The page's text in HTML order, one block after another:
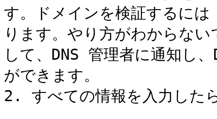
す。ドメインを検証するに
ります。やり方がわからな
して、DNS 管理者に通知し
ができます。
2. すべての情報を入力した